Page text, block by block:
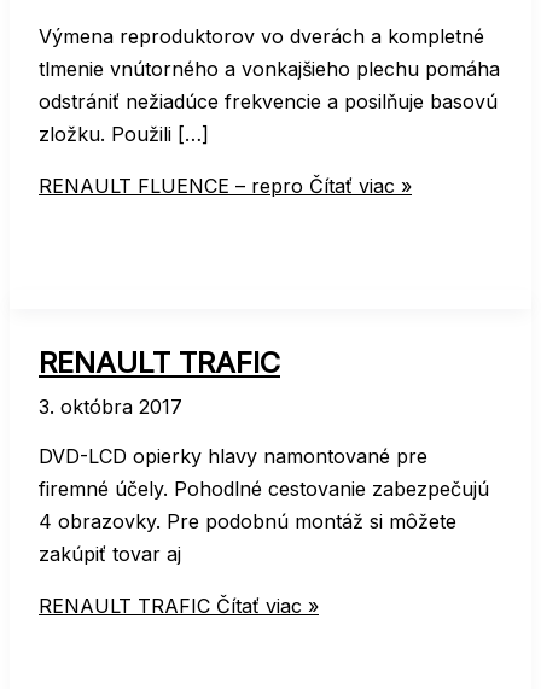
Výmena reproduktorov vo dverách a kompletné
tlmenie vnútorného a vonkajšieho plechu pomáha
odstrániť nežiadúce frekvencie a posilňuje basovú
zložku. Použili […]
RENAULT FLUENCE – repro Čítať viac »
RENAULT TRAFIC
3. októbra 2017
DVD-LCD opierky hlavy namontované pre
firemné účely. Pohodlné cestovanie zabezpečujú
4 obrazovky. Pre podobnú montáž si môžete
zakúpiť tovar aj
RENAULT TRAFIC Čítať viac »